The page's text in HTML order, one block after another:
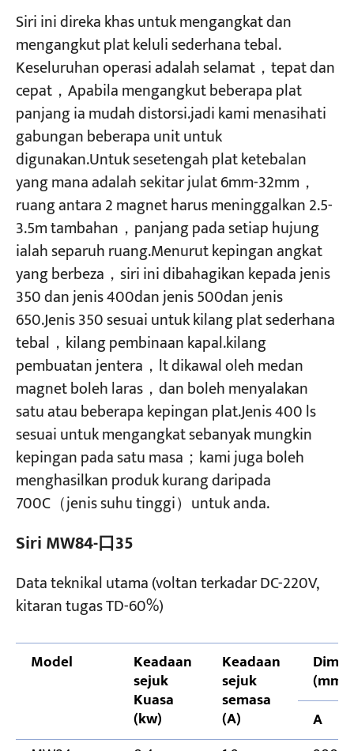
Permohonan
Tentang kita
Hubungi Kami
Siri ini direka khas untuk mengangkat dan
mengangkut plat keluli sederhana tebal.
Keseluruhan operasi adalah selamat，tepat dan
cepat，Apabila mengangkut beberapa plat
panjang ia mudah distorsi.jadi kami menasihati
gabungan beberapa unit untuk
digunakan.Untuk sesetengah plat ketebalan
yang mana adalah sekitar julat 6mm-32mm，
ruang antara 2 magnet harus meninggalkan 2.5-
3.5m tambahan，panjang pada setiap hujung
ialah separuh ruang.Menurut kepingan angkat
yang berbeza，siri ini dibahagikan kepada jenis
350 dan jenis 400dan jenis 500dan jenis
650.Jenis 350 sesuai untuk kilang plat sederhana
tebal，kilang pembinaan kapal.kilang
pembuatan jentera，lt dikawal oleh medan
magnet boleh laras，dan boleh menyalakan
satu atau beberapa kepingan plat.Jenis 400 ls
sesuai untuk mengangkat sebanyak mungkin
kepingan pada satu masa；kami juga boleh
menghasilkan produk kurang daripada
700C（jenis suhu tinggi）untuk anda.
Siri MW84-口35
Data teknikal utama (voltan terkadar DC-220V,
kitaran tugas TD-60%)
Model Keadaan
sejuk
Kuasa
(kw)
Keadaan
sejuk
semasa
(A)
(mm)
A